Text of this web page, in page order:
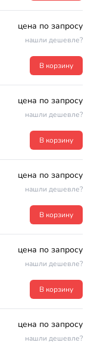
цена по запросу
нашли дешевле?
В корзину
цена по запросу
нашли дешевле?
В корзину
цена по запросу
нашли дешевле?
В корзину
цена по запросу
нашли дешевле?
В корзину
цена по запросу
нашли дешевле?